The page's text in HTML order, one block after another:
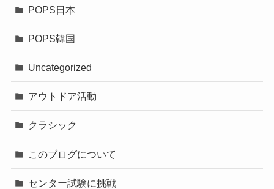
POPS日本
POPS韓国
Uncategorized
アウトドア活動
クラシック
このブログについて
センター試験に挑戦